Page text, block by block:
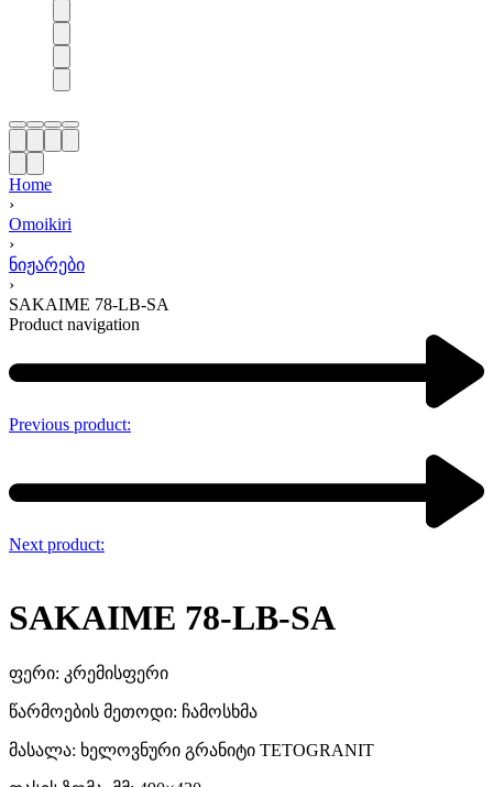
Home
›
Omoikiri
›
ნიჟარები
›
SAKAIME 78-LB-SA
Product navigation
Previous product:
Next product:
SAKAIME 78-LB-SA
ფერი: კრემისფერი
წარმოების მეთოდი: ჩამოსხმა
მასალა: ხელოვნური გრანიტი TETOGRANIT